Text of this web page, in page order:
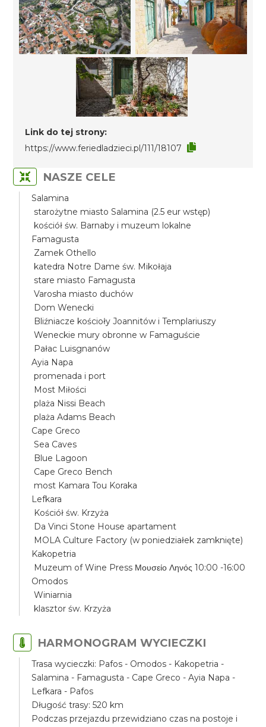
Link do tej strony:
https://www.feriedladzieci.pl/111/18107
NASZE CELE
Salamina
starożytne miasto Salamina (2.5 eur wstęp)
kościół św. Barnaby i muzeum lokalne
Famagusta
Zamek Othello
katedra Notre Dame św. Mikołaja
stare miasto Famagusta
Varosha miasto duchów
Dom Wenecki
Bliźniacze kościoły Joannitów i Templariuszy
Weneckie mury obronne w Famaguście
Pałac Luisgnanów
Ayia Napa
promenada i port
Most Miłości
plaża Nissi Beach
plaża Adams Beach
Cape Greco
Sea Caves
Blue Lagoon
Cape Greco Bench
most Kamara Tou Koraka
Lefkara
Kościół św. Krzyża
Da Vinci Stone House apartament
MOLA Culture Factory (w poniedziałek zamknięte)
Kakopetria
Muzeum of Wine Press Μουσείο Ληνός 10:00 -16:00
Omodos
Winiarnia
klasztor św. Krzyża
HARMONOGRAM WYCIECZKI
Trasa wycieczki: Pafos - Omodos - Kakopetria -
Salamina - Famagusta - Cape Greco - Ayia Napa -
Lefkara - Pafos
Długość trasy: 520 km
Podczas przejazdu przewidziano czas na postoje i